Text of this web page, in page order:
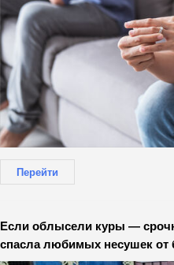
Перейти
Если облысели куры —
спасла любимых несушек